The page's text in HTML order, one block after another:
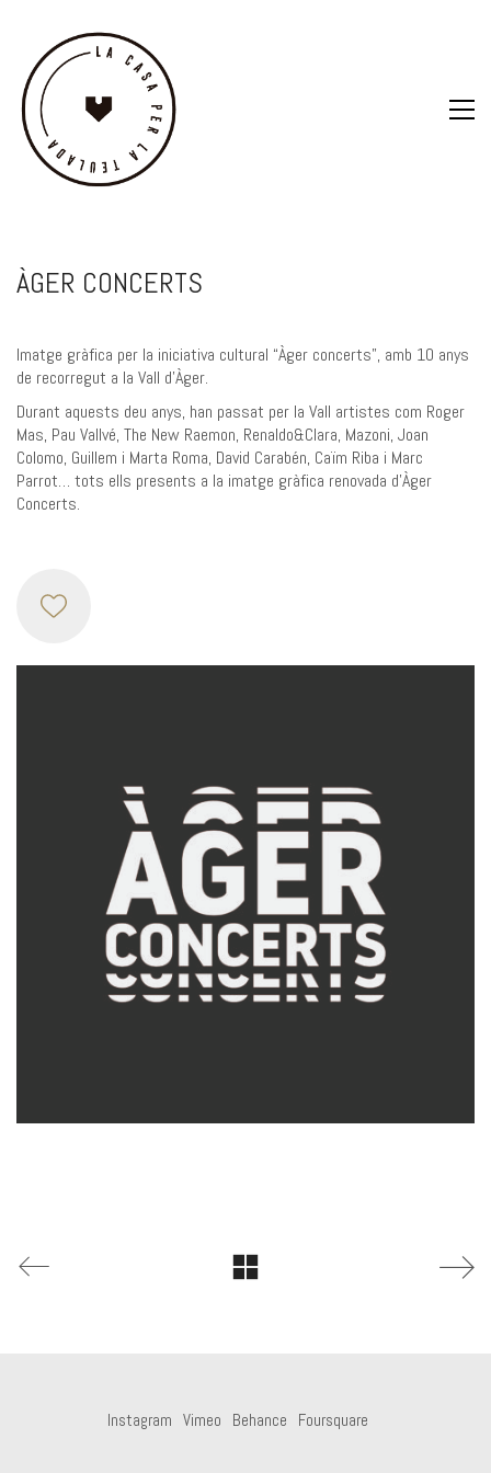
ÀGER CONCERTS
Imatge gràfica per la iniciativa cultural “Àger concerts”, amb 10 anys
de recorregut a la Vall d’Àger.
Durant aquests deu anys, han passat per la Vall artistes com Roger
Mas, Pau Vallvé, The New Raemon, Renaldo&Clara, Mazoni, Joan
Colomo, Guillem i Marta Roma, David Carabén, Caïm Riba i Marc
Parrot… tots ells presents a la imatge gràfica renovada d’Àger
Concerts.
Instagram Vimeo Behance Foursquare